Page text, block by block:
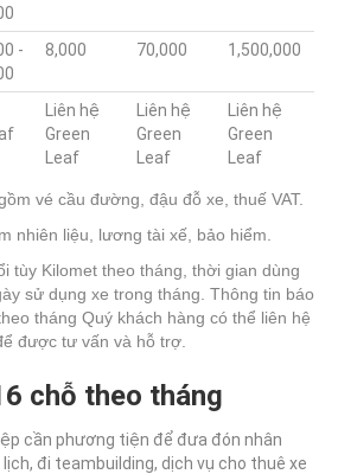
-
8,000 70,000 1,500,000
Liên hệ
Green
Leaf
Liên hệ
Green
Leaf
Liên hệ
Green
Leaf
vé cầu đường, đậu đỗ xe, thuế VAT.
nhiên liệu, lương tài xế, bảo hiểm.
tùy Kilomet theo tháng, thời gian dùng
sử dụng xe trong tháng. Thông tin báo
tháng Quý khách hàng có thể liên hệ
được tư vấn và hỗ trợ.
chỗ theo tháng
cần phương tiện để đưa đón nhân
đi teambuilding, dịch vụ cho thuê xe